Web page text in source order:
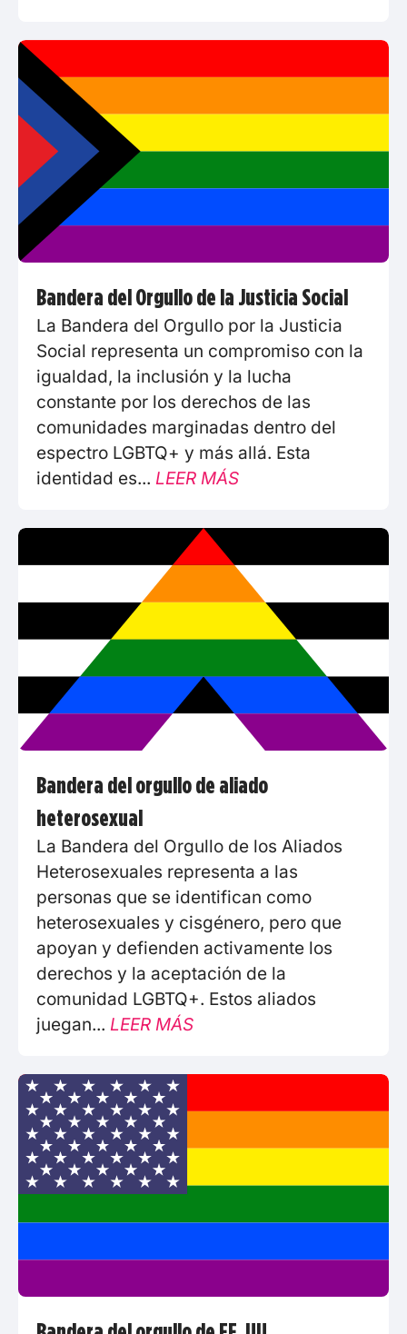
Bandera del Orgullo de la Justicia Social
La Bandera del Orgullo por la Justicia
Social representa un compromiso con la
igualdad, la inclusión y la lucha
constante por los derechos de las
comunidades marginadas dentro del
espectro LGBTQ+ y más allá. Esta
identidad es... LEER MÁS
Bandera del orgullo de aliado
heterosexual
La Bandera del Orgullo de los Aliados
Heterosexuales representa a las
personas que se identifican como
heterosexuales y cisgénero, pero que
apoyan y defienden activamente los
derechos y la aceptación de la
comunidad LGBTQ+. Estos aliados
juegan... LEER MÁS